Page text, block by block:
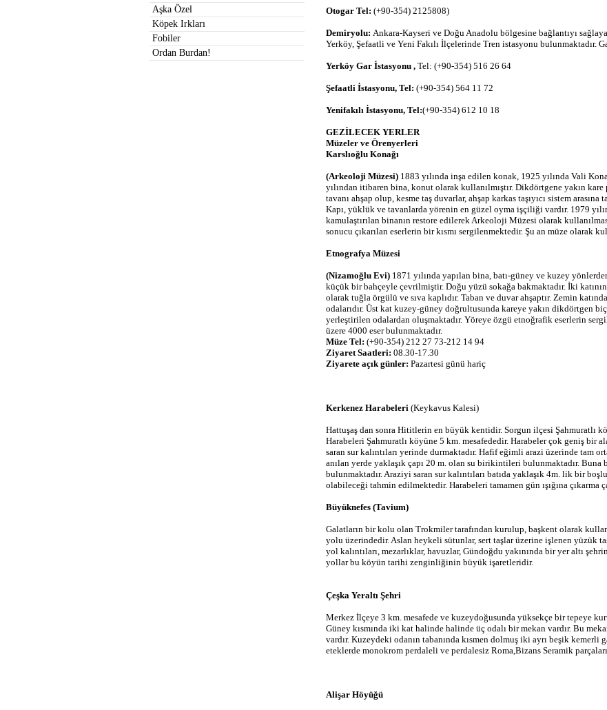
Otogar Tel: (+90-354) 2125808)
Demiryolu: Ankara-Kayseri ve Doğu Anadolu bölgesine bağlantıyı
Yerköy, Şefaatli ve Yeni Fakılı İlçelerinde Tren istasyonu bulunmaktadır.
Yerköy Gar İstasyonu , Tel: (+90-354) 516 26 64
Şefaatli İstasyonu, Tel: (+90-354) 564 11 72
Yenifakılı İstasyonu, Tel:(+90-354) 612 10 18
GEZİLECEK YERLER
Müzeler ve Örenyerleri
Karslıoğlu Konağı
(Arkeoloji Müzesi) 1883 yılında inşa edilen konak, 1925 yılında Vali
yılından itibaren bina, konut olarak kullanılmıştır. Dikdörtgene yakın
tavanı ahşap olup, kesme taş duvarlar, ahşap karkas taşıyıcı sistem
Kapı, yüklük ve tavanlarda yörenin en güzel oyma işçiliği vardır. 1979
kamulaştırılan binanın restore edilerek Arkeoloji Müzesi olarak
sonucu çıkarılan eserlerin bir kısmı sergilenmektedir. Şu an müze olarak
Etnografya Müzesi
(Nizamoğlu Evi) 1871 yılında yapılan bina, batı-güney ve kuzey
küçük bir bahçeyle çevrilmiştir. Doğu yüzü sokağa bakmaktadır. İki
olarak tuğla örgülü ve sıva kaplıdır. Taban ve duvar ahşaptır. Zemin
odalarıdır. Üst kat kuzey-güney doğrultusunda kareye yakın dikdörtgen
yerleştirilen odalardan oluşmaktadır. Yöreye özgü etnoğrafik eserlerin
üzere 4000 eser bulunmaktadır.
Müze Tel: (+90-354) 212 27 73-212 14 94
Ziyaret Saatleri: 08.30-17.30
Ziyarete açık günler: Pazartesi günü hariç
Kerkenez Harabeleri (Keykavus Kalesi)
Hattuşaş dan sonra Hititlerin en büyük kentidir. Sorgun ilçesi Şahmuratlı
Harabeleri Şahmuratlı köyüne 5 km. mesafededir. Harabeler çok geniş bir
saran sur kalıntıları yerinde durmaktadır. Hafif eğimli arazi üzerinde tam
anılan yerde yaklaşık çapı 20 m. olan su birikintileri bulunmaktadır. Buna
bulunmaktadır. Araziyi saran sur kalıntıları batıda yaklaşık 4m. lik bir
olabileceği tahmin edilmektedir. Harabeleri tamamen gün ışığına çıkarma
Büyüknefes (Tavium)
Galatların bir kolu olan Trokmiler tarafından kurulup, başkent olarak
yolu üzerindedir. Aslan heykeli sütunlar, sert taşlar üzerine işlenen yüzük
yol kalıntıları, mezarlıklar, havuzlar, Gündoğdu yakınında bir yer altı
yollar bu köyün tarihi zenginliğinin büyük işaretleridir.
Çeşka Yeraltı Şehri
Merkez İlçeye 3 km. mesafede ve kuzeydoğusunda yüksekçe bir tepeye
Güney kısmında iki kat halinde halinde üç odalı bir mekan vardır. Bu
vardır. Kuzeydeki odanın tabanında kısmen dolmuş iki ayrı beşik kemerli
eteklerde monokrom perdaleli ve perdalesiz Roma,Bizans Seramik
Alişar Höyüğü
Aşka Özel
Köpek Irkları
Fobiler
Ordan Burdan!